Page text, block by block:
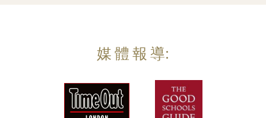
媒 體 報 導: